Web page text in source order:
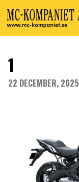
1
22 DECEMBER, 2025